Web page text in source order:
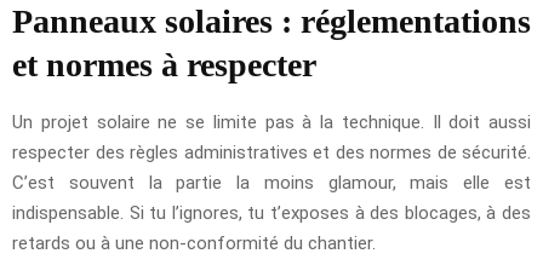
Panneaux solaires : réglementations
et normes à respecter
Un projet solaire ne se limite pas à la technique. Il doit aussi
respecter des règles administratives et des normes de sécurité.
C’est souvent la partie la moins glamour, mais elle est
indispensable. Si tu l’ignores, tu t’exposes à des blocages, à des
retards ou à une non-conformité du chantier.